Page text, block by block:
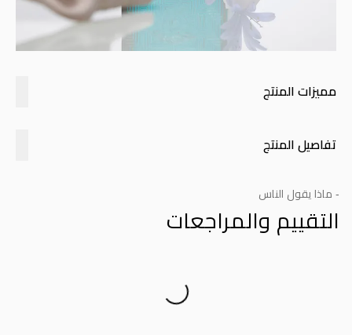
مميزات المنتج
تفاصيل المنتج
- ماذا يقول الناس
التقييم والمراجعات